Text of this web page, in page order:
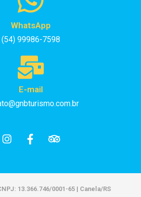
WhatsApp
(54) 99986-7598
E-mail
13.366.746/0001-65 | Canela/RS